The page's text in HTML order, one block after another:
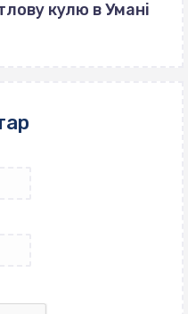
кулю в Умані